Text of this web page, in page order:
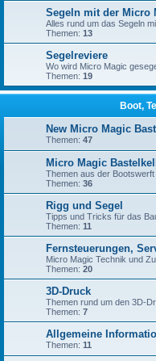
Segeln mit der Micro
Alles rund um das Segeln
Themen: 13
Segelreviere
Wo wird Micro Magic
Themen: 19
Boot,
New Micro Magic
Themen: 47
Micro Magic
Themen aus der Bootswerft
Themen: 36
Rigg und Segel
Tipps und Tricks für das
Themen: 11
Fernsteuerungen,
Micro Magic Technik und
Themen: 20
3D-Druck
Themen rund um den 3D-
Themen: 7
Allgemeine
Themen: 11